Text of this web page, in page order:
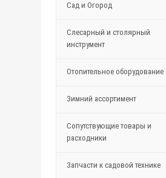
Сад и Огород
Слесарный и столярный
инструмент
Отопительное оборудование
Зимний ассортимент
Сопутствующие товары и
расходники
Запчасти к садовой технике